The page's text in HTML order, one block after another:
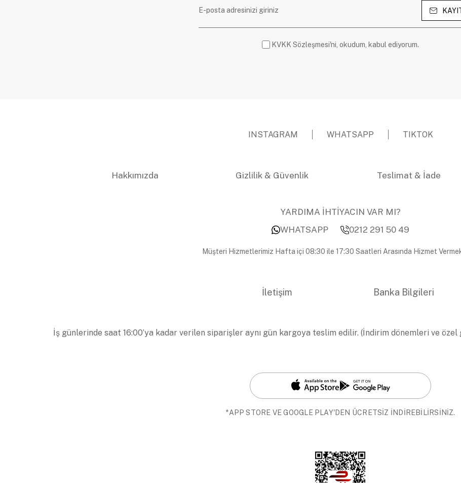
KVKK Sözleşmesi'ni, okudum, kabul ediyorum.
INSTAGRAM WHATSAPP TIKTOK
Hakkımızda Gizlilik & Güvenlik Teslimat & İade
YARDIMA İHTİYACIN VAR MI?
WHATSAPP
0212 291 50 49
Müşteri Hizmetlerimiz Hafta içi 08:30 ile 17:30 Saatleri Arasında Hizmet
İletişim Banka Bilgileri
İş günlerinde saat 16:00’ya kadar verilen siparişler aynı gün kargoya teslim edilir. (İndirim dönemleri ve
*APP STORE VE GOOGLE PLAY'DEN ÜCRETSİZ İNDİREBİLİRSİNİZ.